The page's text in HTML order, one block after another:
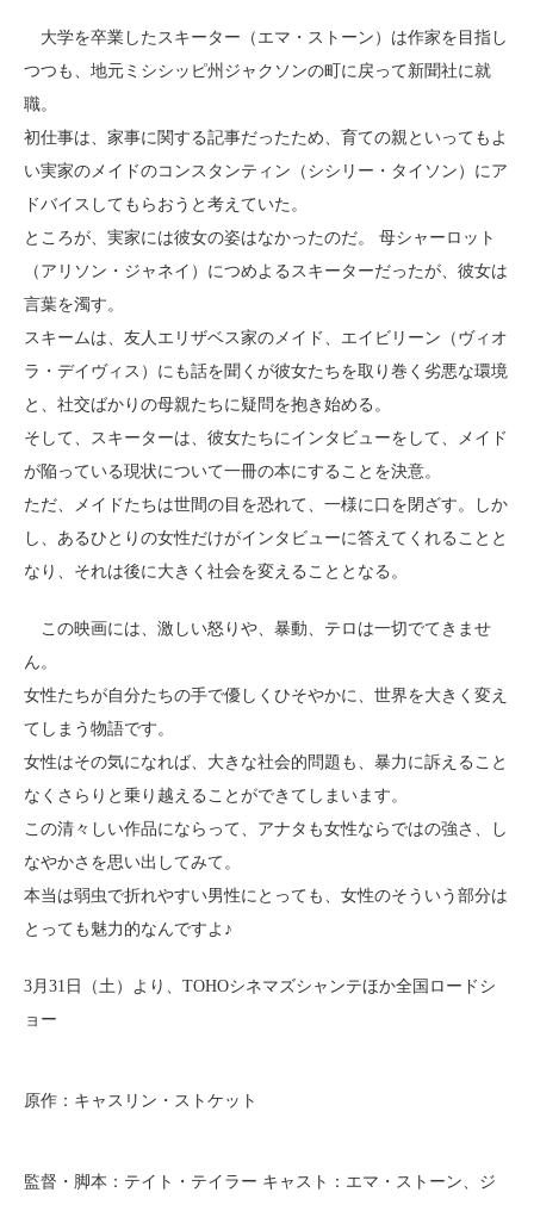
大学を卒業したスキーター（エマ・ストーン）は作家を目指し
つつも、地元ミシシッピ州ジャクソンの町に戻って新聞社に就
職。
初仕事は、家事に関する記事だったため、育ての親といってもよ
い実家のメイドのコンスタンティン（シシリー・タイソン）にア
ドバイスしてもらおうと考えていた。
ところが、実家には彼女の姿はなかったのだ。 母シャーロット
（アリソン・ジャネイ）につめよるスキーターだったが、彼女は
言葉を濁す。
スキームは、友人エリザベス家のメイド、エイビリーン（ヴィオ
ラ・デイヴィス）にも話を聞くが彼女たちを取り巻く劣悪な環境
と、社交ばかりの母親たちに疑問を抱き始める。
そして、スキーターは、彼女たちにインタビューをして、メイド
が陥っている現状について一冊の本にすることを決意。
ただ、メイドたちは世間の目を恐れて、一様に口を閉ざす。しか
し、あるひとりの女性だけがインタビューに答えてくれることと
なり、それは後に大きく社会を変えることとなる。
この映画には、激しい怒りや、暴動、テロは一切でてきませ
ん。
女性たちが自分たちの手で優しくひそやかに、世界を大きく変え
てしまう物語です。
女性はその気になれば、大きな社会的問題も、暴力に訴えること
なくさらりと乗り越えることができてしまいます。
この清々しい作品にならって、アナタも女性ならではの強さ、し
なやかさを思い出してみて。
本当は弱虫で折れやすい男性にとっても、女性のそういう部分は
とっても魅力的なんですよ♪
3月31日（土）より、TOHOシネマズシャンテほか全国ロードシ
ョー
原作：キャスリン・ストケット
監督・脚本：テイト・テイラー キャスト：エマ・ストーン、ジ